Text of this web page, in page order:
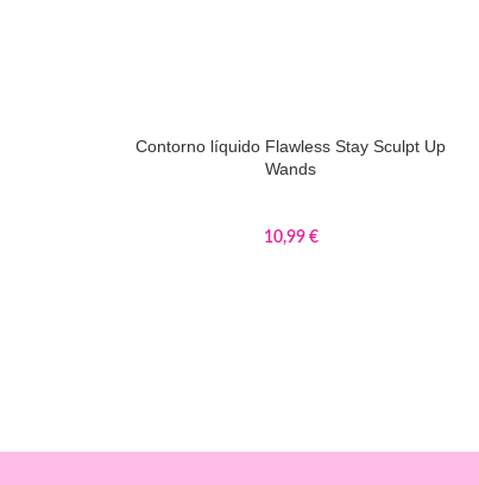
Contorno líquido Flawless Stay Sculpt Up
Wands
10,99 €